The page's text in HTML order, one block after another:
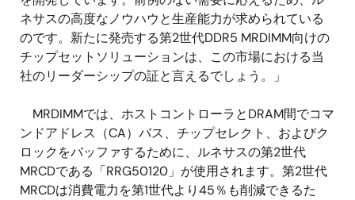
ネサスの高度なノウハウと生産能力が求められている
のです。新たに発売する第2世代DDR5 MRDIMM向けの
チップセットソリューションは、この市場における当
社のリーダーシップの証と言えるでしょう。」
MRDIMMでは、ホストコントローラとDRAM間でコマ
ンドアドレス（CA）バス、チップセレクト、およびク
ロックをバッファするために、ルネサスの第2世代
MRCDである「RRG50120」が使用されます。第2世代
MRCDは消費電力を第1世代より45％も削減できるた